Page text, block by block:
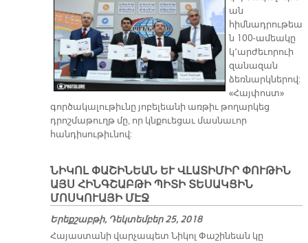
ան
հիմնադրութեա
ն 100-ամեակը
կ՚արժեւորուի
զանազան
ձեռնարկներով:
«Հայփոստ»
գործակալութիւնը յոբելեանի առթիւ թողարկեց
դրոշմաթուղթ մը, որ կնքուեցաւ մասնաւոր
հանդիսութիւնով:
ՆԻԿՈԼ ՓԱՇԻՆԵԱՆ ԵՒ ՎԼԱՏԻՄԻՐ ՓՈՒԹԻՆ
ԱՅՍ ՀԻՆԳՇԱԲԹԻ ՊԻՏԻ ՏԵՍԱԿՑԻՆ
ՄՈՍԿՈՒԱՅԻ ՄԷՋ
Երեքշաբթի, Դեկտեմբեր 25, 2018
Հայաստանի վարչապետ Նիկոլ Փաշինեան կը